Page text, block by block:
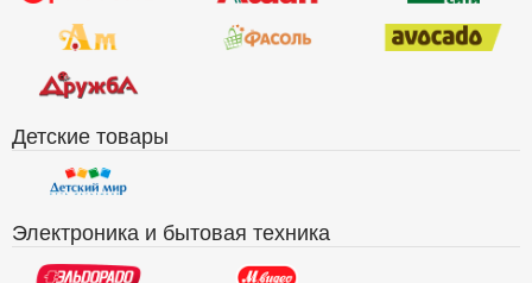
Детские товары
Электроника и бытовая техника